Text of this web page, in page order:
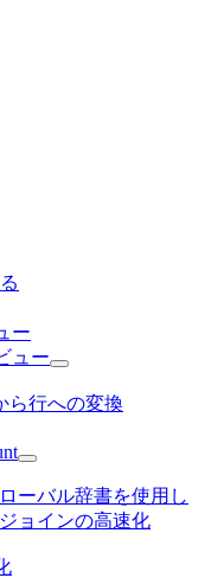
ー
ュー
ら行への変換
ーバル辞書を使用し
ョインの高速化